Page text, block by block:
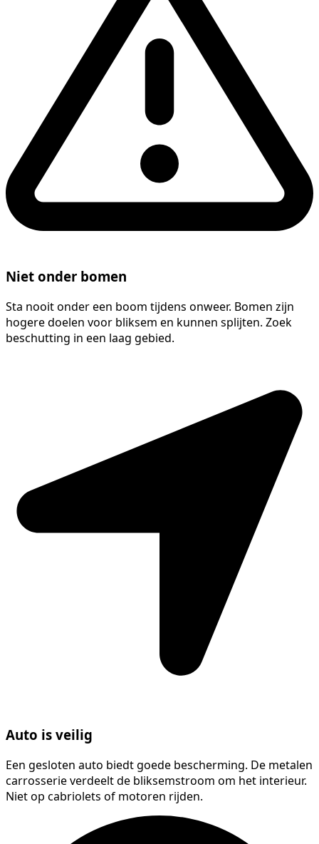
Niet onder bomen
Sta nooit onder een boom tijdens onweer. Bomen zijn
hogere doelen voor bliksem en kunnen splijten. Zoek
beschutting in een laag gebied.
Auto is veilig
Een gesloten auto biedt goede bescherming. De metalen
carrosserie verdeelt de bliksemstroom om het interieur.
Niet op cabriolets of motoren rijden.